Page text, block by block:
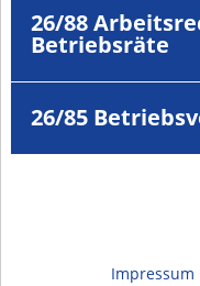
26/88
Betriebsräte
26/85
Impressum